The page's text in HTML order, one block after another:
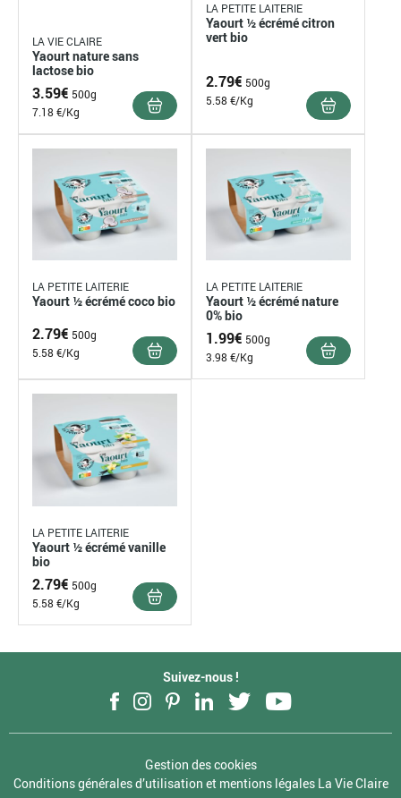
LA VIE CLAIRE
Yaourt nature sans
lactose bio
3.59€ 500g
7.18 €/Kg
LA PETITE LAITERIE
Yaourt ½ écrémé citron
vert bio
2.79€ 500g
5.58 €/Kg
LA PETITE LAITERIE
Yaourt ½ écrémé coco bio
2.79€ 500g
5.58 €/Kg
LA PETITE LAITERIE
Yaourt ½ écrémé nature
0% bio
1.99€ 500g
3.98 €/Kg
LA PETITE LAITERIE
Yaourt ½ écrémé vanille
bio
2.79€ 500g
5.58 €/Kg
Suivez-nous !
Facebook
Instagram
Pinterest
LinkedIn
TwitterYouTube
Gestion des cookies
Conditions générales d’utilisation et mentions légales La Vie Claire